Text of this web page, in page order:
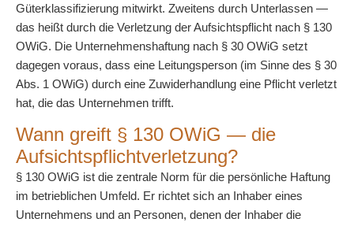
Güterklassifizierung mitwirkt. Zweitens durch Unterlassen —
das heißt durch die Verletzung der Aufsichtspflicht nach § 130
OWiG. Die Unternehmenshaftung nach § 30 OWiG setzt
dagegen voraus, dass eine Leitungsperson (im Sinne des § 30
Abs. 1 OWiG) durch eine Zuwiderhandlung eine Pflicht verletzt
hat, die das Unternehmen trifft.
Wann greift § 130 OWiG — die
Aufsichtspflichtverletzung?
§ 130 OWiG ist die zentrale Norm für die persönliche Haftung
im betrieblichen Umfeld. Er richtet sich an Inhaber eines
Unternehmens und an Personen, denen der Inhaber die